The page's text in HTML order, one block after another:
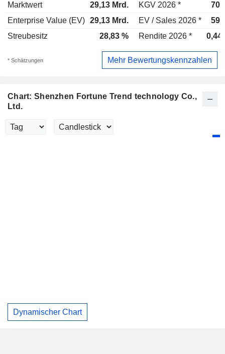
Marktwert 29,13 Mrd. KGV 2026 *
Enterprise Value (EV) 29,13 Mrd. EV / Sales 2026 *
Streubesitz
28,83 % Rendite 2026 * 0,44
* Schätzungen Mehr Bewertungskennzahlen
Chart: Shenzhen Fortune Trend technology Co.,
Ltd.
Dynamischer Chart